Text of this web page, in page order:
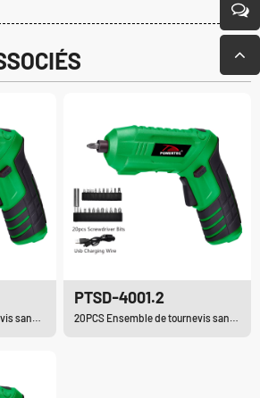
PTSD-4001.2